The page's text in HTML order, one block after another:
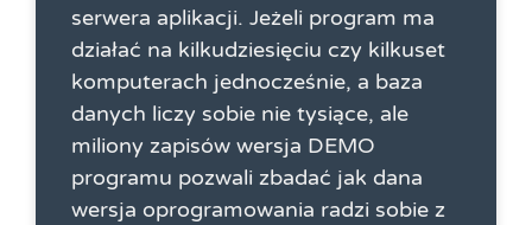
serwera aplikacji. Jeżeli program ma
działać na kilkudziesięciu czy kilkuset
komputerach jednocześnie, a baza
danych liczy sobie nie tysiące, ale
miliony zapisów wersja DEMO
programu pozwali zbadać jak dana
wersja oprogramowania radzi sobie z